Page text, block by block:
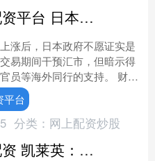
鸿岳配资平台 日本不愿证实是否干预汇市 但暗示得到美国支持
涨后，日本政府不愿证实是
易期间干预汇市，但暗示得
员等海外同行的支持。 财务
月周五回避了日元飙升是否
的个问题，她....
平台
分类： 网上配资炒股
星速配资 凯莱英：建议采纳2026年H股限制性股票计划